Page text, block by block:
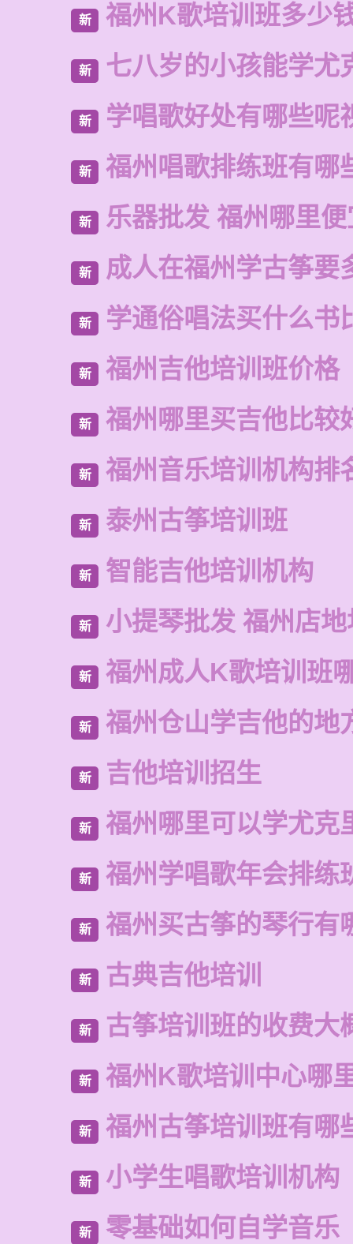
新 福州K歌培训班多少
新 七八岁的小孩能学尤
新 学唱歌好处有哪些呢
新 福州唱歌排练班有哪
新 乐器批发 福州哪里
新 成人在福州学古筝要
新 学通俗唱法买什么书
新 福州吉他培训班价格
新 福州哪里买吉他比较
新 福州音乐培训机构排
新 泰州古筝培训班
新 智能吉他培训机构
新 小提琴批发 福州店
新 福州成人K歌培训班
新 福州仓山学吉他的地
新 吉他培训招生
新 福州哪里可以学尤克
新 福州学唱歌年会排练
新 福州买古筝的琴行有
新 古典吉他培训
新 古筝培训班的收费大
新 福州K歌培训中心哪
新 福州古筝培训班有哪
新 小学生唱歌培训机构
新 零基础如何自学音乐